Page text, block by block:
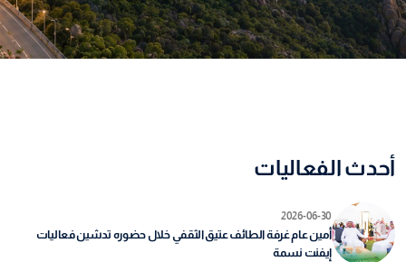
أحدث الفعاليات
2026-06-30
أمين عام غرفة الطائف عتيق الثقفي خلال حضوره تدشين فعاليات
إيفنت نسمة